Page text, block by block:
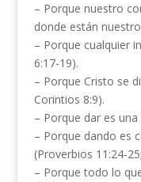
– Porque nuestro
donde están
– Porque cualquier
6:17-19).
– Porque Cristo se
Corintios 8:9).
– Porque dar es
– Porque dando es
(Proverbios 11:24-
– Porque todo lo